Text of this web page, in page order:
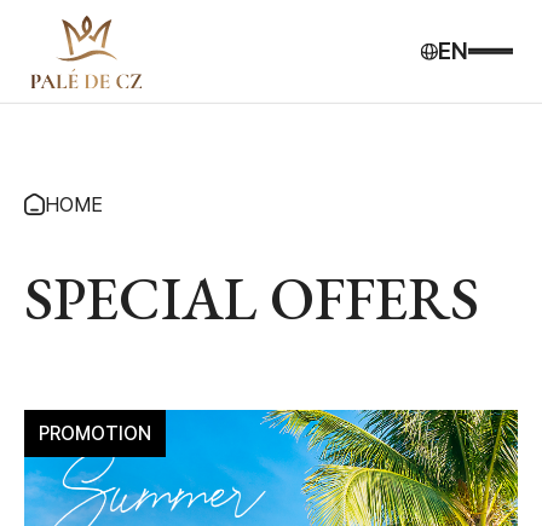
EN
SPECIAL OFFERS
HOME
PROMOTION